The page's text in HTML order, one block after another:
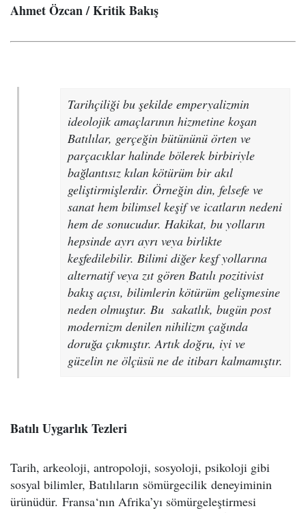
Ahmet Özcan / Kritik Bakış
Tarihçiliği bu şekilde emperyalizmin
ideolojik amaçlarının hizmetine koşan
Batılılar, gerçeğin bütününü örten ve
parçacıklar halinde bölerek birbiriyle
bağlantısız kılan kötürüm bir akıl
geliştirmişlerdir. Örneğin din, felsefe ve
sanat hem bilimsel keşif ve icatların nedeni
hem de sonucudur. Hakikat, bu yolların
hepsinde ayrı ayrı veya birlikte
keşfedilebilir. Bilimi diğer keşf yollarına
alternatif veya zıt gören Batılı pozitivist
bakış açısı, bilimlerin kötürüm gelişmesine
neden olmuştur. Bu sakatlık, bugün post
modernizm denilen nihilizm çağında
doruğa çıkmıştır. Artık doğru, iyi ve
güzelin ne ölçüsü ne de itibarı kalmamıştır.
Batılı Uygarlık Tezleri
Tarih, arkeoloji, antropoloji, sosyoloji, psikoloji gibi
sosyal bilimler, Batılıların sömürgecilik deneyiminin
ürünüdür. Fransa‘nın Afrika’yı sömürgeleştirmesi